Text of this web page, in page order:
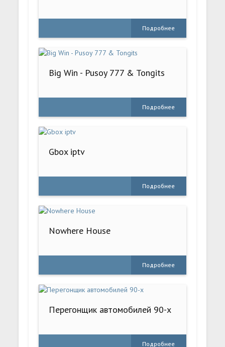
Подробнее
Big Win - Pusoy 777 & Tongits
Подробнее
Gbox iptv
Подробнее
Nowhere House
Подробнее
Перегонщик автомобилей 90-х
Подробнее